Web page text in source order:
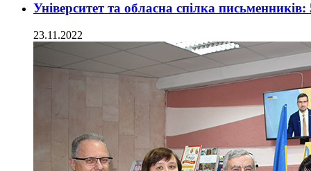
Університет та обласна спілка письменників:
23.11.2022